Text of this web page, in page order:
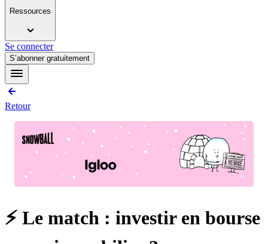
Ressources
Se connecter
S’abonner gratuitement
Retour
⚡ Le match : investir en bourse